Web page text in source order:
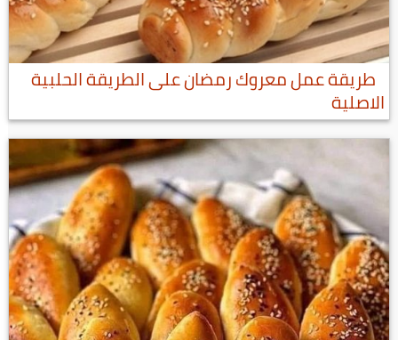
طريقة عمل معروك رمضان على الطريقة الحلبية
الاصلية